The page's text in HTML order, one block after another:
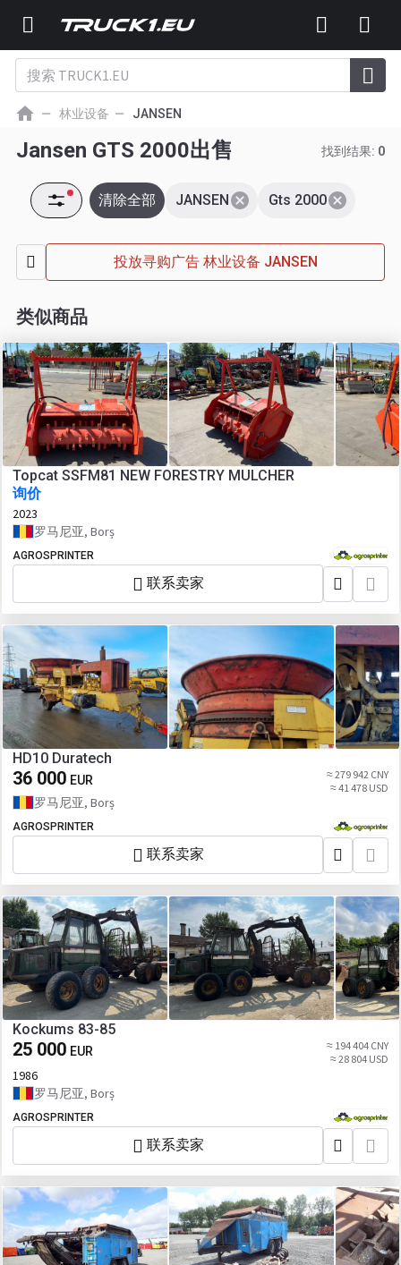
林业设备 JANSEN
Jansen GTS 2000出售 找到结果: 0
Gts 2000
JANSEN
清除全部
投放寻购广告 林业设备 JANSEN
类似商品
Topcat SSFM81 NEW FORESTRY MULCHER
询价
2023
罗马尼亚, Borș
AGROSPRINTER
联系卖家
HD10 Duratech
36 000 EUR
≈ 279 942 CNY
≈ 41 478 USD
罗马尼亚, Borș
AGROSPRINTER
联系卖家
Kockums 83-85
25 000 EUR
≈ 194 404 CNY
≈ 28 804 USD
1986
罗马尼亚, Borș
AGROSPRINTER
联系卖家